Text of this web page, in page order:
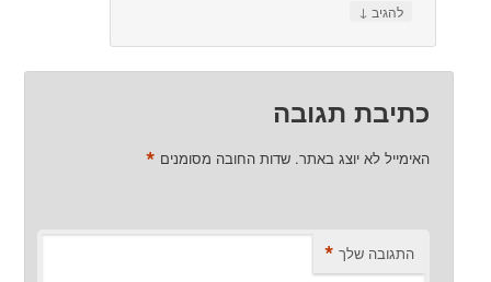
להגיב ↓
כתיבת תגובה
האימייל לא יוצג באתר. שדות החובה מסומנים *
התגובה שלך *